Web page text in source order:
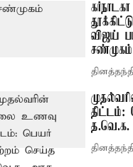
விஜய்
சண்முகம்
திட்டம்:
த.வெ.க.